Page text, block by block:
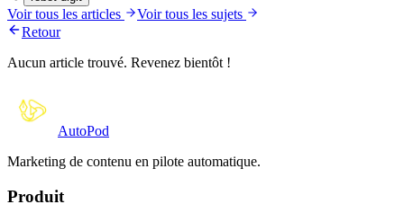
Voir tous les articles
Voir tous les sujets
Retour
Aucun article trouvé. Revenez bientôt !
AutoPod
Marketing de contenu en pilote automatique.
Produit